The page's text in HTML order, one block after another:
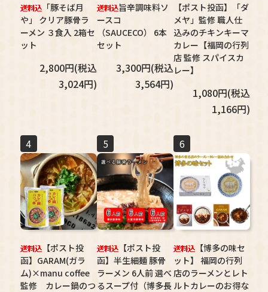
「豚そば月
や」 クリア豚骨ラ
ーメン ３食入 2箱セ
ット
2,800円(税込
3,024円)
旨辛調味料ソ
ースコ
（SAUCECO） 6本
セット
3,300円(税込
3,564円)
【ポスト投函】「ダ
メヤ」監修 職人仕
込みのチキンキーマ
カレー【福岡の行列
店 監修 スパイスカ
レー】
1,080円(税込
1,166円)
4
【ポスト投
函】GARAM(ガラ
ム)×manu coffee
監修 カレー鍋のつ
5
【ポスト投
函】半生細麺 豚骨
ラーメン 6人前 選べ
るスープ付（博多長
6
【博多の味セ
ット】 福岡の行列
店のラーメンとレト
ルトカレーのお得な